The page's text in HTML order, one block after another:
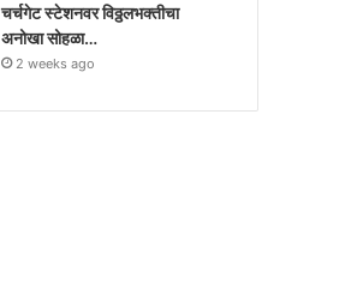
चर्चगेट स्टेशनवर विठ्ठलभक्तीचा
अनोखा सोहळा…
2 weeks ago